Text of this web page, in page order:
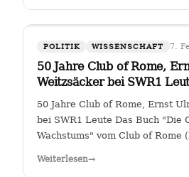
POLITIK WISSENSCHAFT 7.
50 Jahre Club of Rome,
Weitzsäcker bei SWR1
50 Jahre Club of Rome, Ernst
bei SWR1 Leute Das Buch "Die
Wachstums" vom Club of Rome
Weiterlesen→